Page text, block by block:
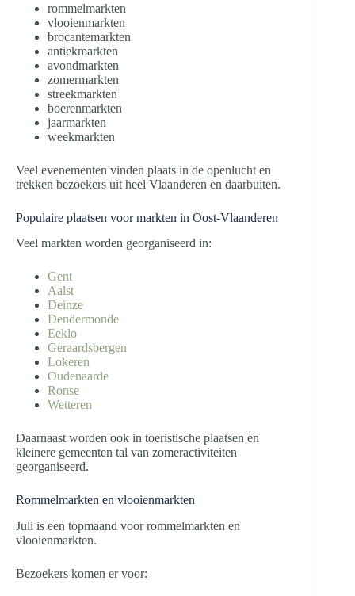
rommelmarkten
vlooienmarkten
brocantemarkten
antiekmarkten
avondmarkten
zomermarkten
streekmarkten
boerenmarkten
jaarmarkten
weekmarkten
Veel evenementen vinden plaats in de openlucht en
trekken bezoekers uit heel Vlaanderen en daarbuiten.
Populaire plaatsen voor markten in Oost-Vlaanderen
Veel markten worden georganiseerd in:
Gent
Aalst
Deinze
Dendermonde
Eeklo
Geraardsbergen
Lokeren
Oudenaarde
Ronse
Wetteren
Daarnaast worden ook in toeristische plaatsen en
kleinere gemeenten tal van zomeractiviteiten
georganiseerd.
Rommelmarkten en vlooienmarkten
Juli is een topmaand voor rommelmarkten en
vlooienmarkten.
Bezoekers komen er voor: